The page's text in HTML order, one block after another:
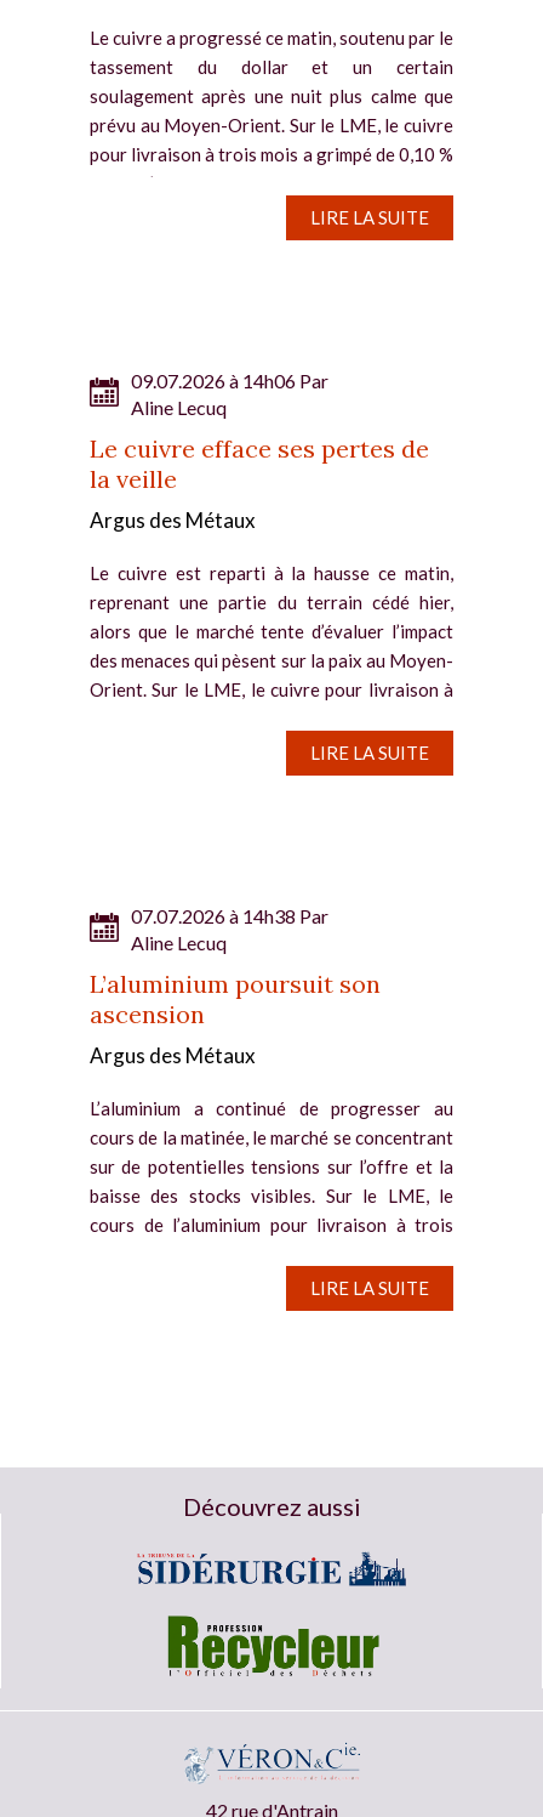
Le cuivre a progressé ce matin, soutenu par le
tassement du dollar et un certain
soulagement après une nuit plus calme que
prévu au Moyen-Orient. Sur le LME, le cuivre
pour livraison à trois mois a grimpé de 0,10 %
depuis l’ouverture....
LIRE LA SUITE
09.07.2026 à 14h06 Par
Aline Lecuq
Le cuivre efface ses pertes de
la veille
Argus des Métaux
Le cuivre est reparti à la hausse ce matin,
reprenant une partie du terrain cédé hier,
alors que le marché tente d’évaluer l’impact
des menaces qui pèsent sur la paix au Moyen-
Orient. Sur le LME, le cuivre pour livraison à
LIRE LA SUITE
07.07.2026 à 14h38 Par
Aline Lecuq
L’aluminium poursuit son
ascension
Argus des Métaux
L’aluminium a continué de progresser au
cours de la matinée, le marché se concentrant
sur de potentielles tensions sur l’offre et la
baisse des stocks visibles. Sur le LME, le
cours de l’aluminium pour livraison à trois
LIRE LA SUITE
Découvrez aussi
42 rue d'Antrain